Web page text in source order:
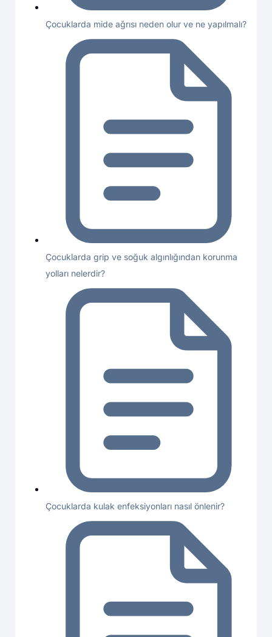
Çocuklarda mide ağrısı neden olur ve ne yapılmalı?
Çocuklarda grip ve soğuk algınlığından korunma
yolları nelerdir?
Çocuklarda kulak enfeksiyonları nasıl önlenir?